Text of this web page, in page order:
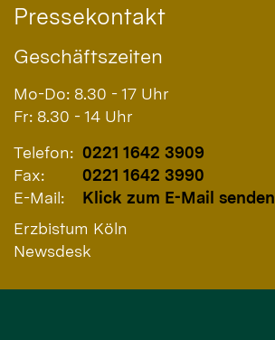
Pressekontakt
Geschäftszeiten
Mo-Do: 8.30 - 17 Uhr
Fr: 8.30 - 14 Uhr
Telefon: 0221 1642 3909
Fax:
0221 1642 3990
E-Mail:
Klick zum E-Mail senden
Erzbistum Köln
Newsdesk